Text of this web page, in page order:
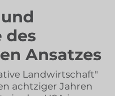
des
Ansatzes
Landwirtschaft"
achtziger Jahren